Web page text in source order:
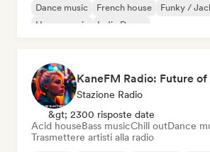
Dance music
French house
Funky /
House music
Indie Dance
KaneFM Radio: Future
Stazione Radio
&gt; 2300 risposte date
Acid houseBass musicChill outDance
Trasmettere artisti alla radio